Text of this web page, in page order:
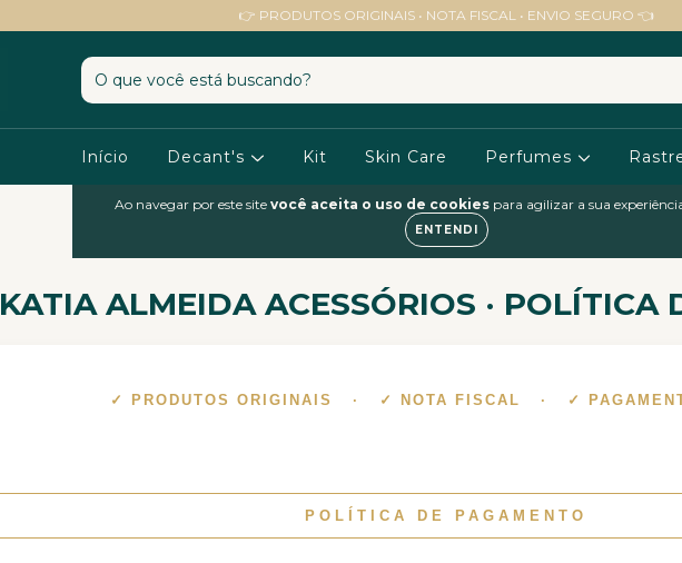
👉 PRODUTOS ORIGINAIS • NOTA FISCAL • ENVIO SEGURO 👈
Início Decant's Kit Skin Care Perfumes
Ao navegar por este site você aceita o uso de cookiespara agilizar a sua
ENTENDI
KATIA ALMEIDA ACESSÓRIOS · POLÍTICA
✓ PRODUTOS ORIGINAIS · ✓ NOTA FISCAL · ✓
POLÍTICA DE PAGAMENTO